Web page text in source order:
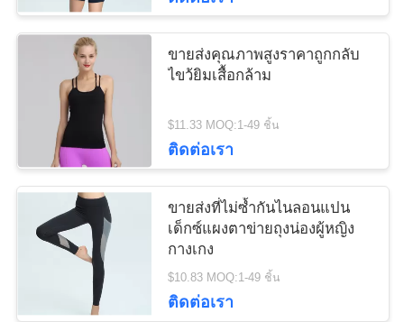
Pico 4's visual clarity is fantastic once you dial in the
IPD correctly. The manual adjustment is smooth, and
finding that sweet spot makes all the difference. No
more eye strain during long sessions. Highly r
ขายส่งคุณภาพสูงราคาถูกกลับ
ไขว้ยิมเสื้อกล้าม
$11.33 MOQ:1-49 ชิ้น
ติดต่อเรา
ขายส่งที่ไม่ซ้ำกันไนลอนแปน
เด็กซ์แผงตาข่ายถุงน่องผู้หญิง
กางเกง
$10.83 MOQ:1-49 ชิ้น
ติดต่อเรา